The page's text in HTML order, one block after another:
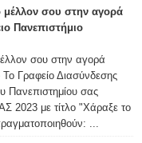
μέλλον σου στην αγορά
Πανεπιστήμιο
σου στην αγορά
Γραφείο Διασύνδεσης
Πανεπιστημίου σας
2023 με τίτλο "Χάραξε το
...